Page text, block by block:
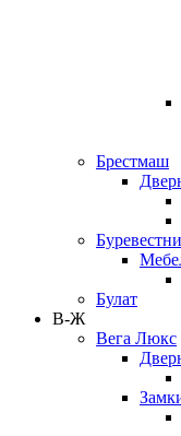
Брестмаш
Булат
В-Ж
Вега Люкс